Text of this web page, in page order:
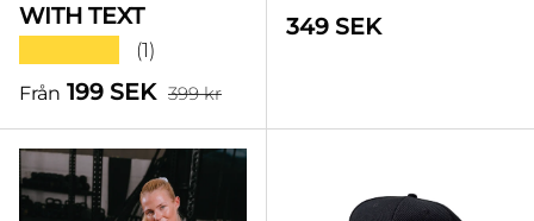
WITH TEXT
(1)
Försäljningspris
Från 199 SEK Standardpris
399 kr
Standardpris
349 SEK